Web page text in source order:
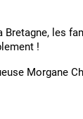
Bretagne, les
!
Morgane